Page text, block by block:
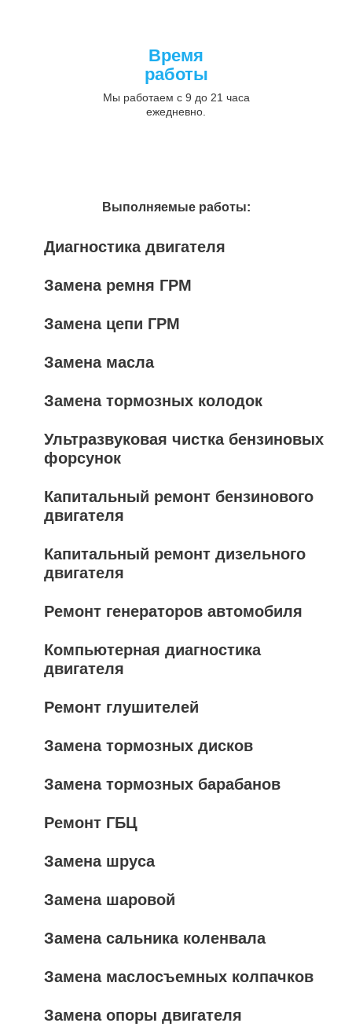
Время
работы
Мы работаем с 9 до 21 часа
ежедневно.
Выполняемые работы:
Диагностика двигателя
Замена ремня ГРМ
Замена цепи ГРМ
Замена масла
Замена тормозных колодок
Ультразвуковая чистка бензиновых
форсунок
Капитальный ремонт бензинового
двигателя
Капитальный ремонт дизельного
двигателя
Ремонт генераторов автомобиля
Компьютерная диагностика
двигателя
Ремонт глушителей
Замена тормозных дисков
Замена тормозных барабанов
Ремонт ГБЦ
Замена шруса
Замена шаровой
Замена сальника коленвала
Замена маслосъемных колпачков
Замена опоры двигателя